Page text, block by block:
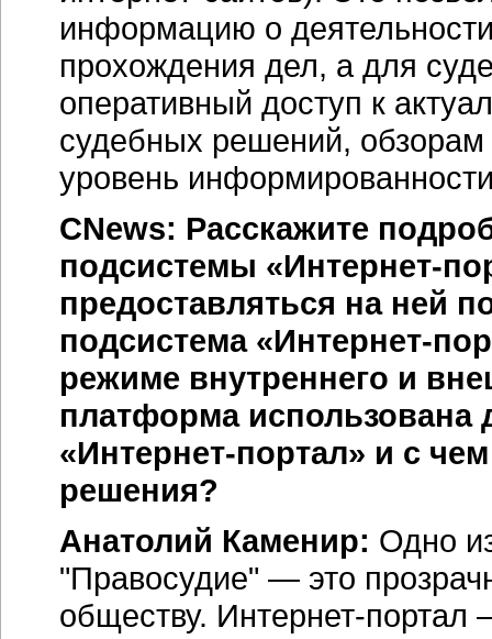
информацию о
прохождения дел, а для
оперативный доступ к
судебных решений, обзорам
уровень
CNews: Расскажите
подсистемы «Интернет-
предоставляться на ней
подсистема «Интернет-
режиме внутреннего и
платформа использована
«Интернет-портал» и с
решения?
Анатолий Каменир: Одно
"Правосудие" — это
обществу. Интернет-портал